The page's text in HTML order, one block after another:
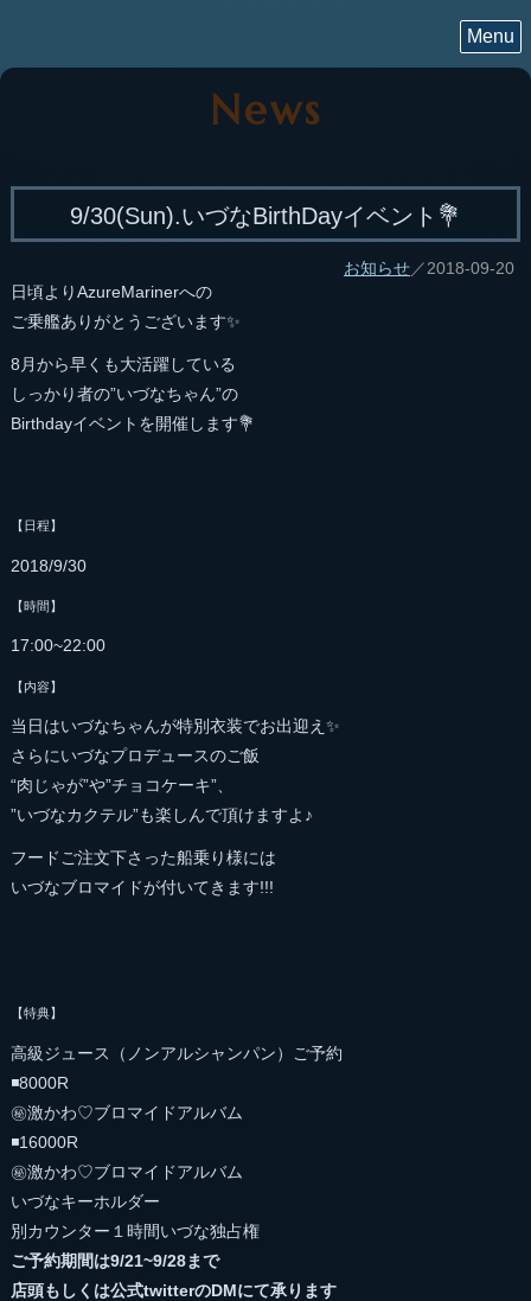
Menu
News
9/30(Sun).いづなBirthDayイベント💐
お知らせ／2018-09-20
日頃よりAzureMarinerへの
ご乗艦ありがとうございます✨
8月から早くも大活躍している
しっかり者の”いづなちゃん”の
Birthdayイベントを開催します💐
【日程】
2018/9/30
【時間】
17:00~22:00
【内容】
当日はいづなちゃんが特別衣装でお出迎え✨
さらにいづなプロデュースのご飯
“肉じゃが”や”チョコケーキ”、
”いづなカクテル”も楽しんで頂けますよ♪
フードご注文下さった船乗り様には
いづなブロマイドが付いてきます!!!
【特典】
高級ジュース（ノンアルシャンパン）ご予約
◾️8000R
㊙︎激かわ♡ブロマイドアルバム
◾️16000R
㊙︎激かわ♡ブロマイドアルバム
いづなキーホルダー
別カウンター１時間いづな独占権
ご予約期間は9/21~9/28まで
店頭もしくは公式twitterのDMにて承ります